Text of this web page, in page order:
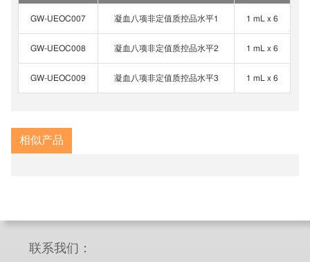
GW-UEOC007 凝血八项非定值质控品水平1 1 mL x 6
GW-UEOC008 凝血八项非定值质控品水平2 1 mL x 6
GW-UEOC009 凝血八项非定值质控品水平3 1 mL x 6
相似产品
联系我们：